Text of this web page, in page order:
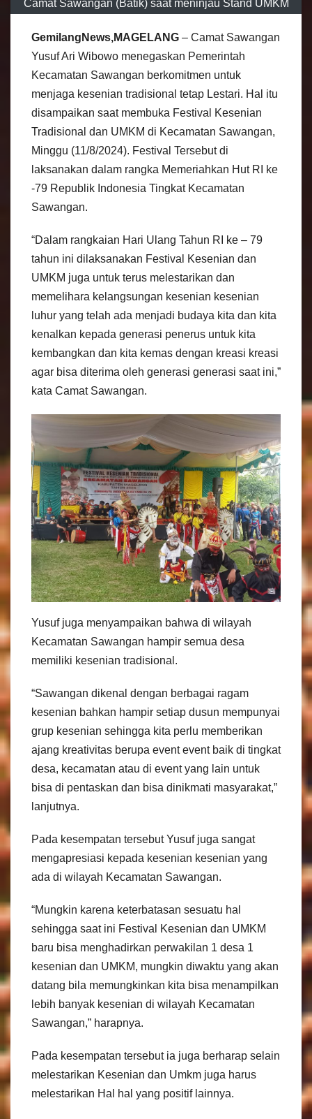
Camat Sawangan (Batik) saat meninjau Stand UMKM
GemilangNews,MAGELANG – Camat Sawangan
Yusuf Ari Wibowo menegaskan Pemerintah
Kecamatan Sawangan berkomitmen untuk
menjaga kesenian tradisional tetap Lestari. Hal itu
disampaikan saat membuka Festival Kesenian
Tradisional dan UMKM di Kecamatan Sawangan,
Minggu (11/8/2024). Festival Tersebut di
laksanakan dalam rangka Memeriahkan Hut RI ke
-79 Republik Indonesia Tingkat Kecamatan
Sawangan.
“Dalam rangkaian Hari Ulang Tahun RI ke – 79
tahun ini dilaksanakan Festival Kesenian dan
UMKM juga untuk terus melestarikan dan
memelihara kelangsungan kesenian kesenian
luhur yang telah ada menjadi budaya kita dan kita
kenalkan kepada generasi penerus untuk kita
kembangkan dan kita kemas dengan kreasi kreasi
agar bisa diterima oleh generasi generasi saat ini,”
kata Camat Sawangan.
Yusuf juga menyampaikan bahwa di wilayah
Kecamatan Sawangan hampir semua desa
memiliki kesenian tradisional.
“Sawangan dikenal dengan berbagai ragam
kesenian bahkan hampir setiap dusun mempunyai
grup kesenian sehingga kita perlu memberikan
ajang kreativitas berupa event event baik di tingkat
desa, kecamatan atau di event yang lain untuk
bisa di pentaskan dan bisa dinikmati masyarakat,”
lanjutnya.
Pada kesempatan tersebut Yusuf juga sangat
mengapresiasi kepada kesenian kesenian yang
ada di wilayah Kecamatan Sawangan.
“Mungkin karena keterbatasan sesuatu hal
sehingga saat ini Festival Kesenian dan UMKM
baru bisa menghadirkan perwakilan 1 desa 1
kesenian dan UMKM, mungkin diwaktu yang akan
datang bila memungkinkan kita bisa menampilkan
lebih banyak kesenian di wilayah Kecamatan
Sawangan,” harapnya.
Pada kesempatan tersebut ia juga berharap selain
melestarikan Kesenian dan Umkm juga harus
melestarikan Hal hal yang positif lainnya.